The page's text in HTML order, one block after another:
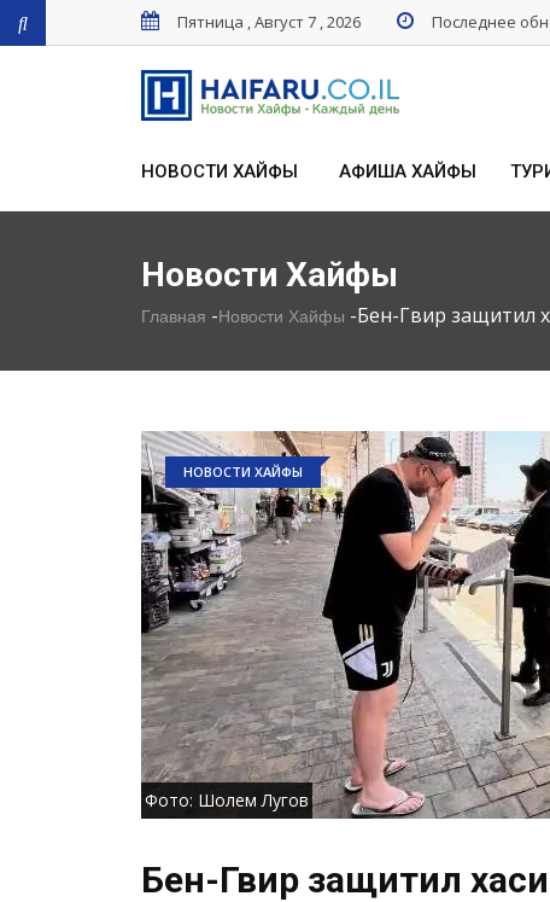
Пятница , Август 7 , 2026 Последнее
НОВОСТИ ХАЙФЫ АФИША ХАЙФЫ
Новости Хайфы
Главная -Новости Хайфы -Бен-Гвир защитил
НОВОСТИ ХАЙФЫ
Фото: Шолем Лугов
Бен-Гвир защитил